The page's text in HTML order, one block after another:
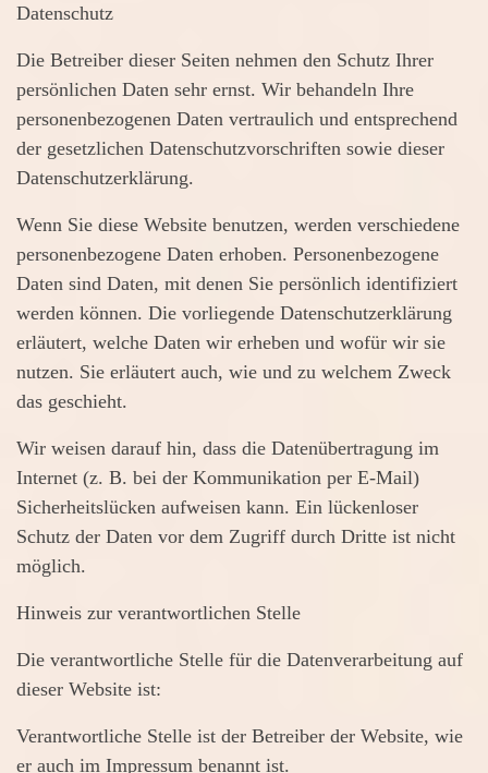
Datenschutz
Die Betreiber dieser Seiten nehmen den Schutz Ihrer
persönlichen Daten sehr ernst. Wir behandeln Ihre
personenbezogenen Daten vertraulich und entsprechend
der gesetzlichen Datenschutzvorschriften sowie dieser
Datenschutzerklärung.
Wenn Sie diese Website benutzen, werden verschiedene
personenbezogene Daten erhoben. Personenbezogene
Daten sind Daten, mit denen Sie persönlich identifiziert
werden können. Die vorliegende Datenschutzerklärung
erläutert, welche Daten wir erheben und wofür wir sie
nutzen. Sie erläutert auch, wie und zu welchem Zweck
das geschieht.
Wir weisen darauf hin, dass die Datenübertragung im
Internet (z. B. bei der Kommunikation per E-Mail)
Sicherheitslücken aufweisen kann. Ein lückenloser
Schutz der Daten vor dem Zugriff durch Dritte ist nicht
möglich.
Hinweis zur verantwortlichen Stelle
Die verantwortliche Stelle für die Datenverarbeitung auf
dieser Website ist:
Verantwortliche Stelle ist der Betreiber der Website, wie
er auch im Impressum benannt ist.